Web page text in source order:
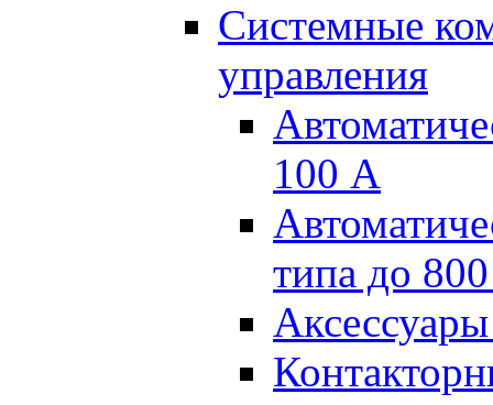
Системные
управления
100 А
типа до